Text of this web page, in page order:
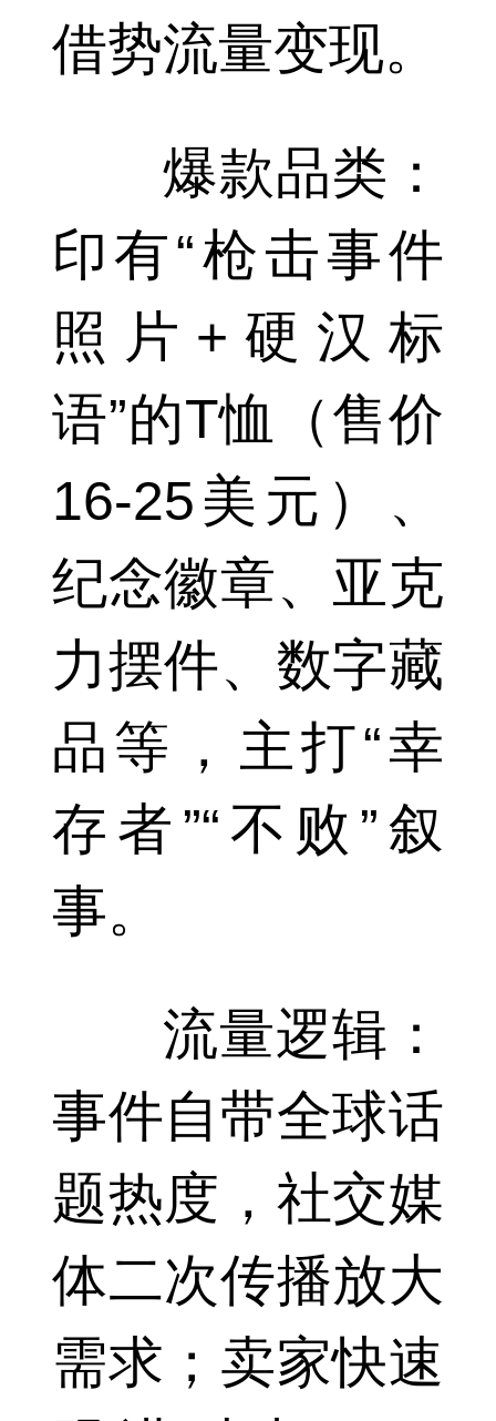
借势流量变现。
爆款品类：
印有“枪击事件
照片+硬汉标
语”的T恤（售价
16-25美元）、
纪念徽章、亚克
力摆件、数字藏
品等，主打“幸
存者”“不败”叙
事。
流量逻辑：
事件自带全球话
题热度，社交媒
体二次传播放大
需求；卖家快速